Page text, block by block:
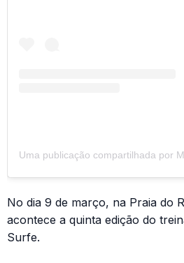
No dia 9 de março, na Praia do
acontece a quinta edição do
Surfe.